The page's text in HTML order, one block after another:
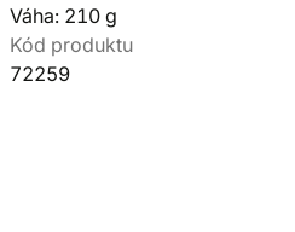
Váha: 210 g
Kód produktu
72259